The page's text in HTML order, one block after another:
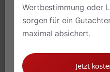
Wertbestimmung oder
sorgen für ein
maximal absichert.
Jetzt